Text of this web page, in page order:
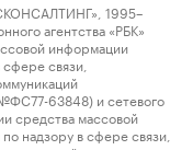
1995–
агентства «РБК»
информации
связи,
63848) и сетевого
средства массовой
надзору в сфере связи,